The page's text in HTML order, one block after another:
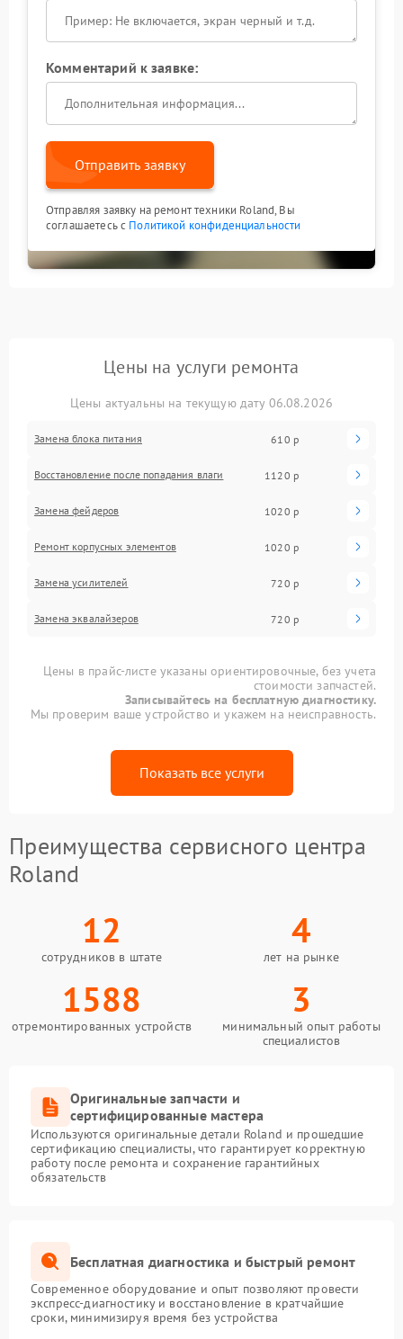
Комментарий к заявке:
Отправить заявку
Отправляя заявку на ремонт техники Roland, Вы
соглашаетесь с Политикой конфиденциальности
Цены на услуги ремонта
Цены актуальны на текущую дату 06.08.2026
Замена блока питания 610 р
Восстановление после попадания влаги 1120 р
Замена фейдеров 1020 р
Ремонт корпусных элементов 1020 р
Замена усилителей 720 р
Замена эквалайзеров 720 р
Цены в прайс-листе указаны ориентировочные, без учета
стоимости запчастей.
Записывайтесь на бесплатную диагностику.
Мы проверим ваше устройство и укажем на неисправность.
Показать все услуги
Преимущества сервисного центра
Roland
12
сотрудников в штате
4
лет на рынке
1588
отремонтированных устройств
3
минимальный опыт работы
специалистов
Оригинальные запчасти и
сертифицированные мастера
Используются оригинальные детали Roland и прошедшие
сертификацию специалисты, что гарантирует корректную
работу после ремонта и сохранение гарантийных
обязательств
Бесплатная диагностика и быстрый ремонт
Современное оборудование и опыт позволяют провести
экспресс-диагностику и восстановление в кратчайшие
сроки, минимизируя время без устройства